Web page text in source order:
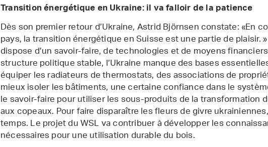
Transition énergétique en Ukraine: il va falloir de la patience
Dès son premier retour d’Ukraine, Astrid Björnsen constate: «En
pays, la transition énergétique en Suisse est une partie de plaisir.
dispose d’un savoir-faire, de technologies et de moyens
structure politique stable, l’Ukraine manque des bases
équiper les radiateurs de thermostats, des associations de
mieux isoler les bâtiments, une certaine confiance dans le
le savoir-faire pour utiliser les sous-produits de la transformation
aux copeaux. Pour faire disparaître les fleurs de givre
temps. Le projet du WSL va contribuer à développer les
nécessaires pour une utilisation durable du bois.